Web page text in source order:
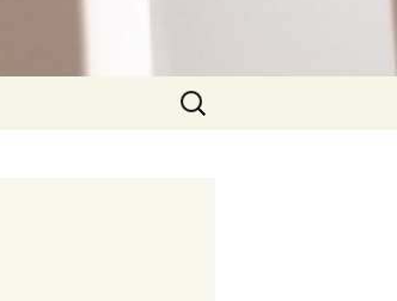
Suchen
nach: